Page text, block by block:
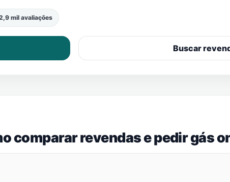
mil avaliações
Buscar
comparar revendas e pedir gás